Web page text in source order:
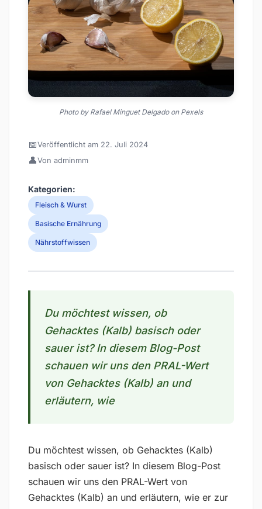
Photo by Rafael Minguet Delgado on Pexels
📅Veröffentlicht am 22. Juli 2024
👤Von adminmm
Kategorien:
Fleisch & Wurst
Basische Ernährung
Nährstoffwissen
Du möchtest wissen, ob
Gehacktes (Kalb) basisch oder
sauer ist? In diesem Blog-Post
schauen wir uns den PRAL-Wert
von Gehacktes (Kalb) an und
erläutern, wie
Du möchtest wissen, ob Gehacktes (Kalb)
basisch oder sauer ist? In diesem Blog-Post
schauen wir uns den PRAL-Wert von
Gehacktes (Kalb) an und erläutern, wie er zur